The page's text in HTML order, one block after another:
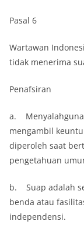
Pasal 6
Wartawan
tidak menerima
Penafsiran
a.
mengambil
diperoleh saat
pengetahuan
b. Suap adalah
benda atau
independensi.